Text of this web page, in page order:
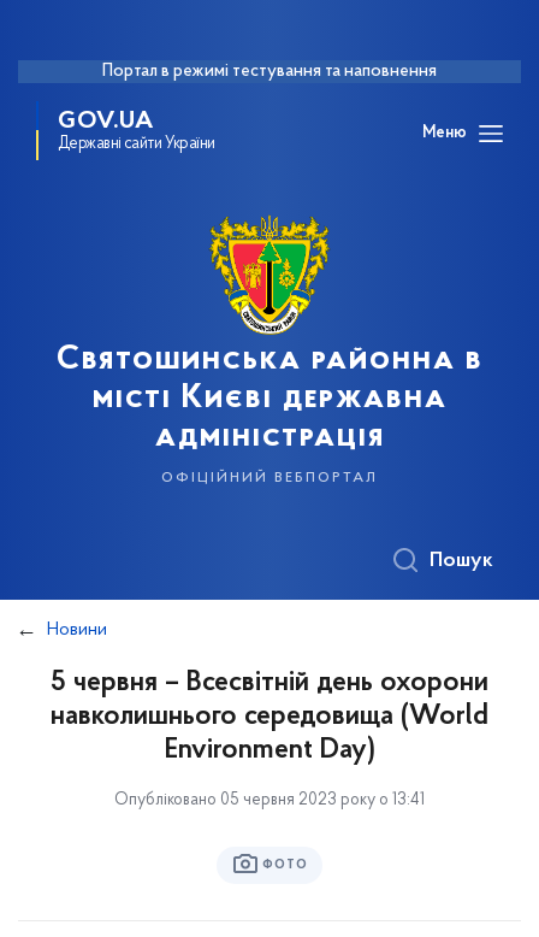
Портал в режимі тестування та наповнення
GOV.UA
Державні сайти України
Меню
Святошинська районна в
місті Києві державна
адміністрація
офіційний вебпортал
Пошук
Новини
5 червня – Всесвітній день охорони
навколишнього середовища (World
Environment Day)
Опубліковано 05 червня 2023 року о 13:41
ФОТО